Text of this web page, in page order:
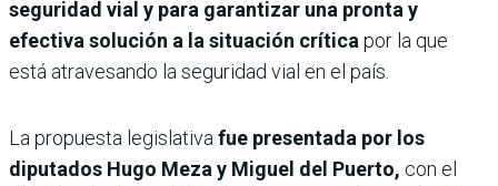
seguridad vial y para garantizar una pronta y
efectiva solución a la situación crítica por la que
está atravesando la seguridad vial en el país.
La propuesta legislativa fue presentada por los
diputa­dos Hugo Meza y Miguel del Puerto, con el